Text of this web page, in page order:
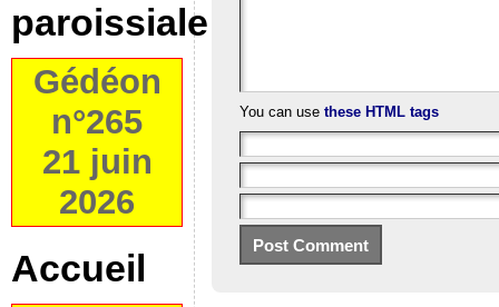
paroissiale
Gédéon
n°265
21 juin
2026
Accueil
You can use these HTML tags